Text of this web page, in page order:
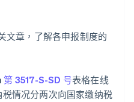
文章，了解各申报制度的
第 3517-S-SD 号表格在线
情况分两次向国家缴纳税